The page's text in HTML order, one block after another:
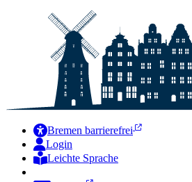
Bremen barrierefrei
Login
Leichte Sprache